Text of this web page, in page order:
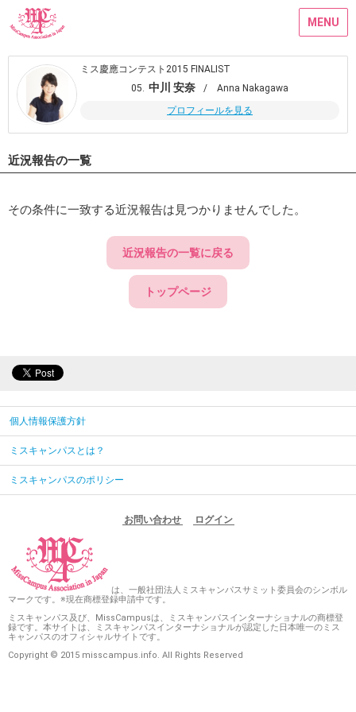
MENU
ミス慶應コンテスト2015 FINALIST
05. 中川 安奈
/ Anna Nakagawa
プロフィールを見る
近況報告の一覧
その条件に一致する近況報告は見つかりませんでした。
近況報告の一覧に戻る
トップページ
個人情報保護方針
ミスキャンパスとは？
ミスキャンパスのポリシー
お問い合わせ ログイン
は、一般社団法人ミスキャンパスサミット委員会のシンボル
マークです。※現在商標登録申請中です。
ミスキャンパス及び、MissCampusは、ミスキャンパスインターナショナルの商標登
録です。本サイトは、ミスキャンパスインターナショナルが認定した日本唯一のミス
キャンパスのオフィシャルサイトです。
Copyright © 2015 misscampus.info. All Rights Reserved